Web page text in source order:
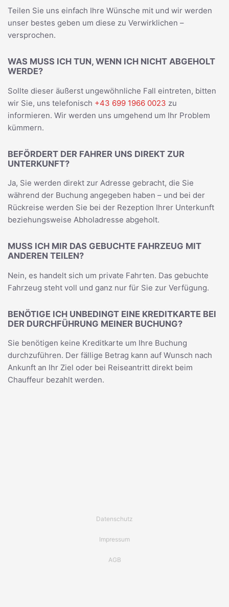
Teilen Sie uns einfach Ihre Wünsche mit und wir werden
unser bestes geben um diese zu Verwirklichen –
versprochen.
WAS MUSS ICH TUN, WENN ICH NICHT ABGEHOLT
WERDE?
Sollte dieser äußerst ungewöhnliche Fall eintreten, bitten
wir Sie, uns telefonisch +43 699 1966 0023 zu
informieren. Wir werden uns umgehend um Ihr Problem
kümmern.
BEFÖRDERT DER FAHRER UNS DIREKT ZUR
UNTERKUNFT?
Ja, Sie werden direkt zur Adresse gebracht, die Sie
während der Buchung angegeben haben – und bei der
Rückreise werden Sie bei der Rezeption Ihrer Unterkunft
beziehungsweise Abholadresse abgeholt.
MUSS ICH MIR DAS GEBUCHTE FAHRZEUG MIT
ANDEREN TEILEN?
Nein, es handelt sich um private Fahrten. Das gebuchte
Fahrzeug steht voll und ganz nur für Sie zur Verfügung.
BENÖTIGE ICH UNBEDINGT EINE KREDITKARTE BEI
DER DURCHFÜHRUNG MEINER BUCHUNG?
Sie benötigen keine Kreditkarte um Ihre Buchung
durchzuführen. Der fällige Betrag kann auf Wunsch nach
Ankunft an Ihr Ziel oder bei Reiseantritt direkt beim
Chauffeur bezahlt werden.
Datenschutz
Impressum
AGB